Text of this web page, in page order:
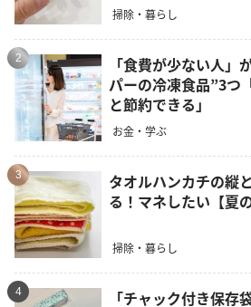
掃除・暮らし
2
「食費が少ない人」
パーの冷凍食品”3つ
と節約できる」
お金・学ぶ
3
タオルハンカチの縦
る！マネしたい【夏
掃除・暮らし
4
「チャック付き保存